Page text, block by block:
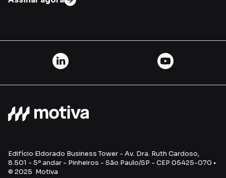
Edifício Eldorado Business Tower - Av. Dra. Ruth Cardoso,
8.501 - 5º andar - Pinheiros - São Paulo/SP - CEP 05425-070 •
© 2025 Motiva